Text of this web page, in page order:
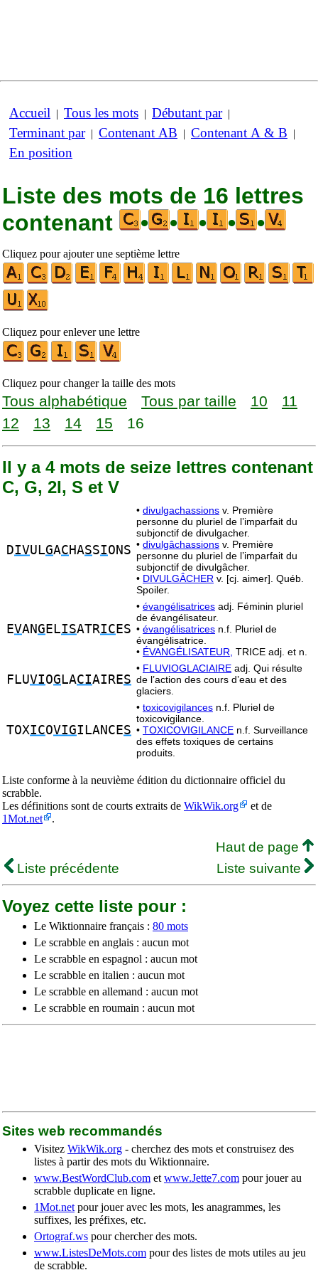
Accueil | Tous les mots | Débutant par|
Terminant par| Contenant AB | Contenant A & B |
En position
Liste des mots de 16 lettres
contenant
• • • • •
Cliquez pour ajouter une septième lettre
Cliquez pour enlever une lettre
Cliquez pour changer la taille des mots
Tous alphabétique Tous par taille 10
11
12
13 14 15 16
Il y a 4 mots de seize lettres contenant
C, G, 2I, S et V
DIVULGAC HASSIONS
• divulgachassions v. Première
personne du pluriel de l’imparfait du
subjonctif de divulgacher.
• divulgâchassions v. Première
personne du pluriel de l’imparfait du
subjonctif de divulgâcher.
• DIVULGÂCHER v. [cj. aimer]. Québ.
Spoiler.
EVANG ELISATRIC ES
• évangélisatrices adj. Féminin pluriel
de évangélisateur.
• évangélisatrices n.f. Pluriel de
évangélisatrice.
• ÉVANGÉLISATEUR, TRICE adj. et n.
FLUVIOG LACIAIRES
• FLUVIOGLACIAIRE adj. Qui résulte
de l’action des cours d’eau et des
glaciers.
TOXICOVIGILANCES
• toxicovigilances n.f. Pluriel de
toxicovigilance.
• TOXICOVIGILANCE n.f. Surveillance
des effets toxiques de certains
produits.
Liste conforme à la neuvième édition du dictionnaire officiel du
scrabble.
Les définitions sont de courts extraits de WikWik.org
et de
1Mot.net
.
Haut de page
Liste précédente
Liste suivante
Voyez cette liste pour :
Le Wiktionnaire français : 80 mots
Le scrabble en anglais : aucun mot
Le scrabble en espagnol : aucun mot
Le scrabble en italien : aucun mot
Le scrabble en allemand : aucun mot
Le scrabble en roumain : aucun mot
Sites web recommandés
Visitez WikWik.org - cherchez des mots et construisez des
listes à partir des mots du Wiktionnaire.
www.BestWordClub.com et www.Jette7.com pour jouer au
scrabble duplicate en ligne.
1Mot.net pour jouer avec les mots, les anagrammes, les
suffixes, les préfixes, etc.
Ortograf.ws pour chercher des mots.
www.ListesDeMots.com pour des listes de mots utiles au jeu
de scrabble.